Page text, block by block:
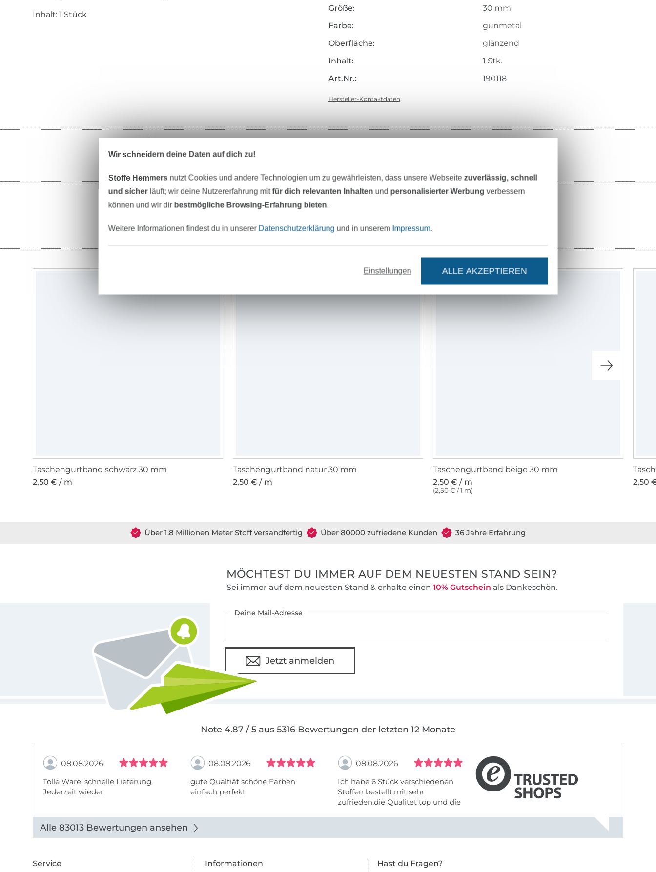
Inhalt: 1 Stück
Größe:
30 mm
Farbe:
gunmetal
Oberfläche:
glänzend
Inhalt:
1 Stk.
Art.Nr.:
190118
Hersteller-Kontaktdaten
Unser Tipp: Das passt dazu
Bänder Nähzubehör Schnittmuster
Taschengurtband schwarz 30 mm
2,50 € / m
Taschengurtband natur 30 mm
2,50 € / m
Taschengurtband beige 30 mm
2,50 € / m
(2,50 € / 1 m)
2,50
Über 1.8 Millionen Meter Stoff versandfertig Über 80000 zufriedene Kunden 36 Jahre Erfahrung
MÖCHTEST DU IMMER AUF DEM NEUESTEN STAND SEIN?
Sei immer auf dem neuesten Stand & erhalte einen 10% Gutschein als Dankeschön.
Deine Mail-Adresse
Jetzt anmelden
Note 4.87 / 5 aus 5316 Bewertungen der letzten 12 Monate
08.08.2026
Tolle Ware, schnelle Lieferung.
Jederzeit wieder
08.08.2026
gute Qualtiät schöne Farben
einfach perfekt
08.08.2026
Ich habe 6 Stück verschiedenen
Stoffen bestellt,mit sehr
zufrieden,die Qualitet top und die
Alle 83013 Bewertungen ansehen
Service Informationen Hast du Fragen?
Wir schneidern deine Daten auf dich zu!
Stoffe Hemmers nutzt Cookies und andere Technologien um zu gewährleisten, dass unsere Webseitezuverlässig, schnell
und sicherläuft; wir deine Nutzererfahrung mitfür dich relevanten Inhalten und personalisierter Werbung verbessern
können und wir dir bestmögliche Browsing-Erfahrung bieten.
Weitere Informationen findest du in unserer Datenschutzerklärung und in unserem Impressum.
Einstellungen ALLE AKZEPTIEREN